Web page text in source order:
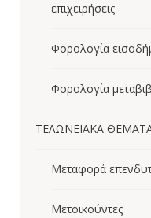
επιχειρήσεις
Φορολογία
Φορολογία
ΤΕΛΩΝΕΙΑΚΑ
Μεταφορά
Μετοικούντες